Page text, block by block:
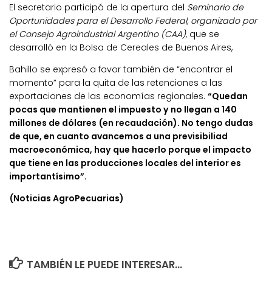
El secretario participó de la apertura del Seminario de
Oportunidades para el Desarrollo Federal, organizado por
el Consejo Agroindustrial Argentino (CAA),que se
desarrolló en la Bolsa de Cereales de Buenos Aires,
Bahillo se expresó a favor también de “encontrar el
momento” para la quita de las retenciones a las
exportaciones de las economías regionales. “Quedan
pocas que mantienen el impuesto y no llegan a 140
millones de dólares (en recaudación). No tengo dudas
de que, en cuanto avancemos a una previsibiliad
macroeconómica, hay que hacerlo porque el impacto
que tiene en las producciones locales del interior es
importantísimo”.
(Noticias AgroPecuarias)
TAMBIÉN LE PUEDE INTERESAR...